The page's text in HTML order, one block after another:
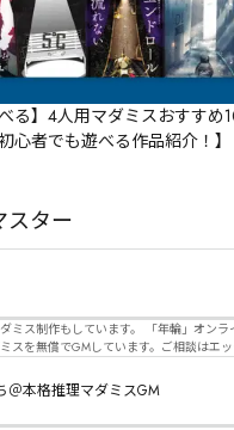
べる】4人用マダミスおすす
心者でも遊べる作品紹介！】
スター
ミス制作もしています。 「年輪」オンラ
スを無償でGMしています。ご相談はエ
＠本格推理マダミスGM